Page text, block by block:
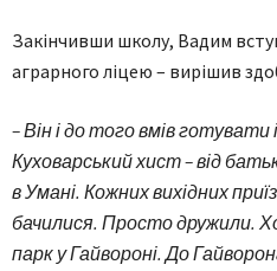
Закінчивши школу, Вадим
аграрного ліцею – вирішив
– Він і до того вмів готувати
Куховарський хист – від
в Умані. Кожних вихідних
бачилися. Просто дружили.
парк у Гайвороні. До